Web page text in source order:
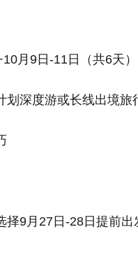
月9日-11日（共6天
深度游或长线出境旅
择9月27日-28日提前